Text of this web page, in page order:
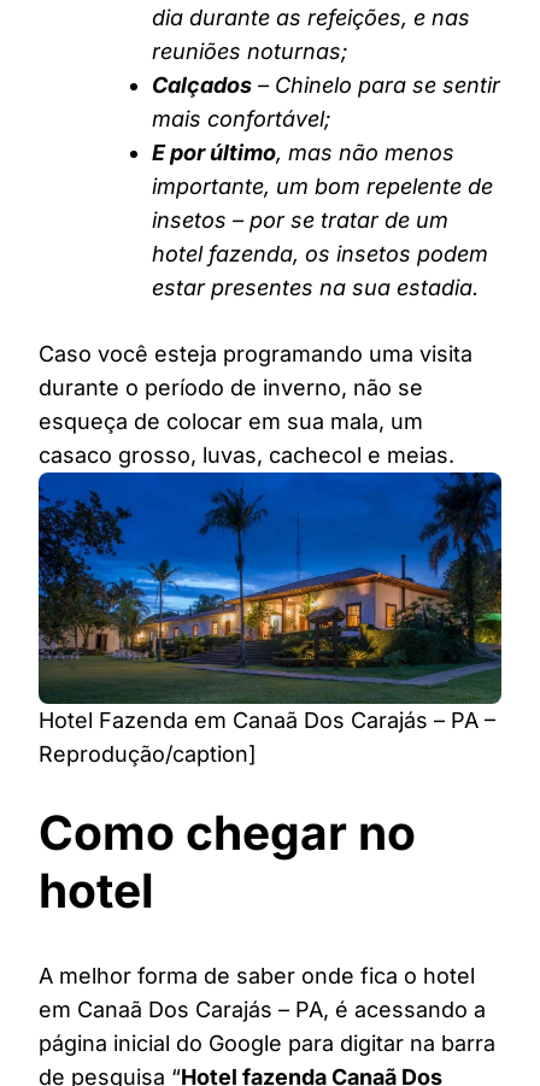
dia durante as refeições, e nas
reuniões noturnas;
Calçados – Chinelo para se sentir
mais confortável;
E por último, mas não menos
importante, um bom repelente de
insetos – por se tratar de um
hotel fazenda, os insetos podem
estar presentes na sua estadia.
Caso você esteja programando uma visita
durante o período de inverno, não se
esqueça de colocar em sua mala, um
casaco grosso, luvas, cachecol e meias.
Hotel Fazenda em Canaã Dos Carajás – PA –
Reprodução/caption]
Como chegar no
hotel
A melhor forma de saber onde fica o hotel
em Canaã Dos Carajás – PA, é acessando a
página inicial do Google para digitar na barra
de pesquisa “Hotel fazenda Canaã Dos